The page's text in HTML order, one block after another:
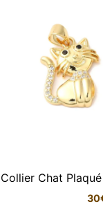
Collier Chat
30